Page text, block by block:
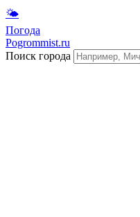
🌤
Погода
Pogrommist.ru
Поиск города